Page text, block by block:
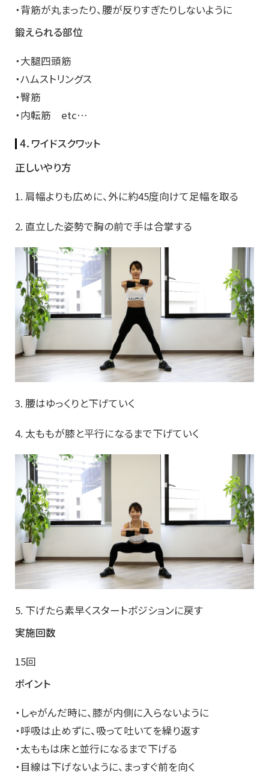
・背筋が丸まったり、腰が反りすぎたりしないように
鍛えられる部位
・大腿四頭筋
・ハムストリングス
・臀筋
・内転筋 etc…
4．ワイドスクワット
正しいやり方
1. 肩幅よりも広めに、外に約45度向けて足幅を取る
2. 直立した姿勢で胸の前で手は合掌する
3. 腰はゆっくりと下げていく
4. 太ももが膝と平行になるまで下げていく
5. 下げたら素早くスタートポジションに戻す
実施回数
15回
ポイント
・しゃがんだ時に、膝が内側に入らないように
・呼吸は止めずに、吸って吐いてを繰り返す
・太ももは床と並行になるまで下げる
・目線は下げないように、まっすぐ前を向く